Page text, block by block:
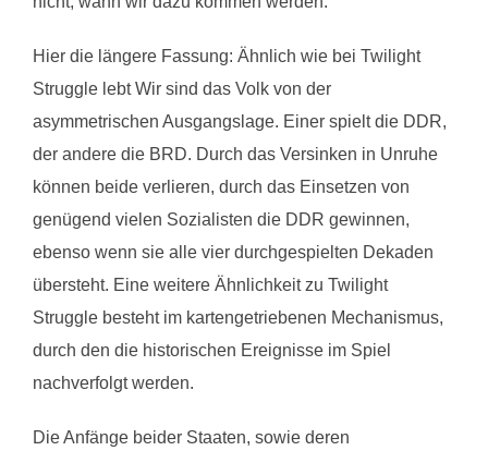
Hier die längere Fassung: Ähnlich wie bei Twilight
Struggle lebt Wir sind das Volk von der
asymmetrischen Ausgangslage. Einer spielt die DDR,
der andere die BRD. Durch das Versinken in Unruhe
können beide verlieren, durch das Einsetzen von
genügend vielen Sozialisten die DDR gewinnen,
ebenso wenn sie alle vier durchgespielten Dekaden
übersteht. Eine weitere Ähnlichkeit zu Twilight
Struggle besteht im kartengetriebenen Mechanismus,
durch den die historischen Ereignisse im Spiel
nachverfolgt werden.
Die Anfänge beider Staaten, sowie deren